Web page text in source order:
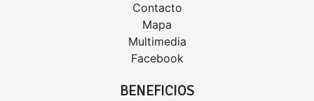
Contacto
Mapa
Multimedia
Facebook
BENEFICIOS